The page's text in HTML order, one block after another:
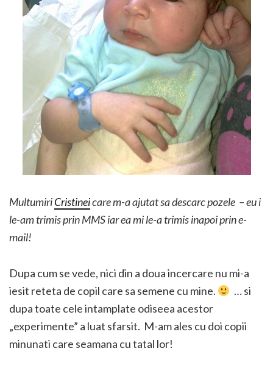
MultumiriCristineicare m-a ajutat sa descarc pozele – eu i
le-am trimis prin MMS iar ea mi le-a trimis inapoi prin e-
mail!
Dupa cum se vede, nici din a doua incercare nu mi-a
iesit reteta de copil care sa semene cu mine.
… si
dupa toate cele intamplate odiseea acestor
„experimente” a luat sfarsit. M-am ales cu doi copii
minunati care seamana cu tatal lor!